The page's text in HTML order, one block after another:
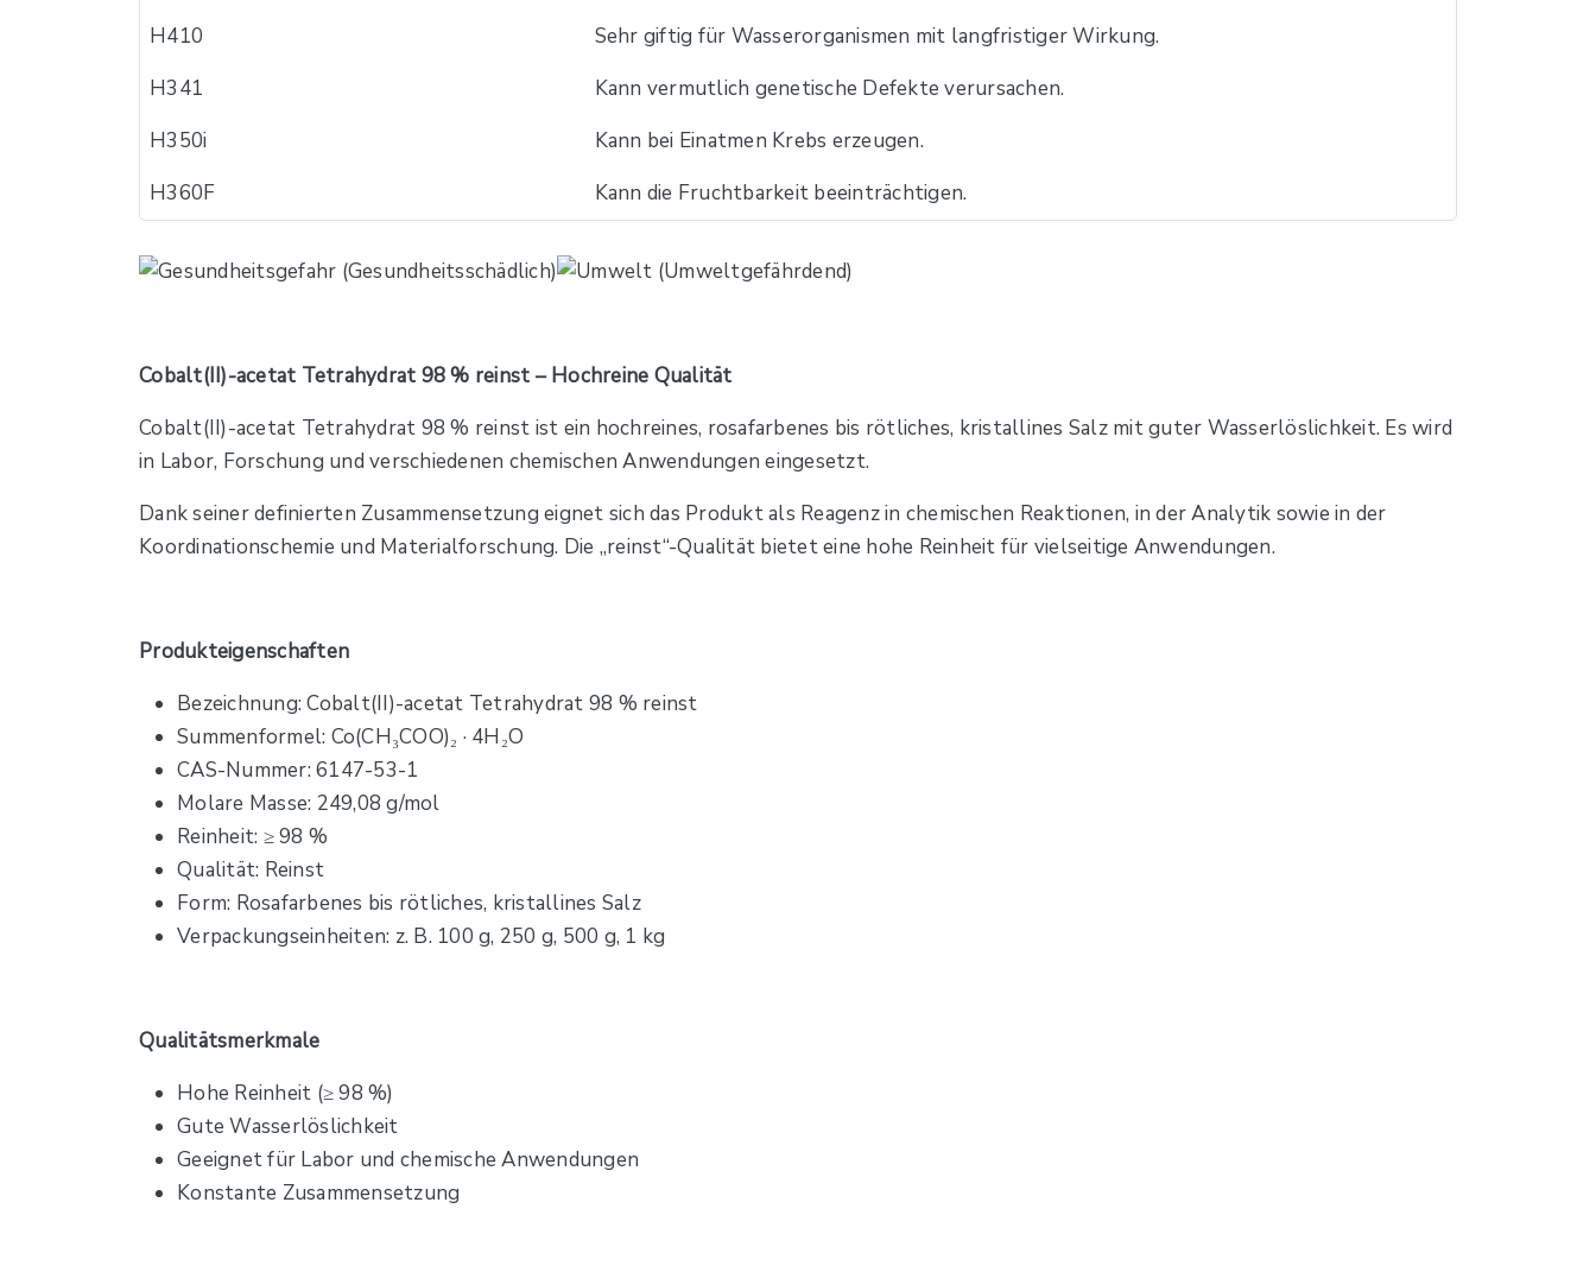
H410
Sehr giftig für Wasserorganismen mit langfristiger Wirkung.
H341
Kann vermutlich genetische Defekte verursachen.
H350i
Kann bei Einatmen Krebs erzeugen.
H360F
Kann die Fruchtbarkeit beeinträchtigen.
Cobalt(II)-acetat Tetrahydrat 98 % reinst – Hochreine Qualität
Cobalt(II)-acetat Tetrahydrat 98 % reinst ist ein hochreines, rosafarbenes bis rötliches, kristallines Salz mit guter Wasserlöslichkeit. Es wird
in Labor, Forschung und verschiedenen chemischen Anwendungen eingesetzt.
Dank seiner definierten Zusammensetzung eignet sich das Produkt als Reagenz in chemischen Reaktionen, in der Analytik sowie in der
Koordinationschemie und Materialforschung. Die „reinst“-Qualität bietet eine hohe Reinheit für vielseitige Anwendungen.
Produkteigenschaften
Bezeichnung: Cobalt(II)-acetat Tetrahydrat 98 % reinst
Summenformel: Co(CH₃COO)₂ · 4H₂O
CAS-Nummer: 6147-53-1
Molare Masse: 249,08 g/mol
Reinheit: ≥ 98 %
Qualität: Reinst
Form: Rosafarbenes bis rötliches, kristallines Salz
Verpackungseinheiten: z. B. 100 g, 250 g, 500 g, 1 kg
Qualitätsmerkmale
Hohe Reinheit (≥ 98 %)
Gute Wasserlöslichkeit
Geeignet für Labor und chemische Anwendungen
Konstante Zusammensetzung